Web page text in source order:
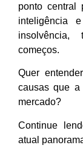
ponto central
inteligência
insolvência,
começos.
Quer
causas que a
mercado?
Continue
atual